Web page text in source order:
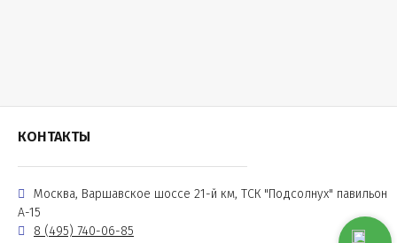
КОНТАКТЫ
Москва, Варшавское шоссе 21-й км, ТСК "Подсолнух" павильон
А-15
8 (495) 740-06-85